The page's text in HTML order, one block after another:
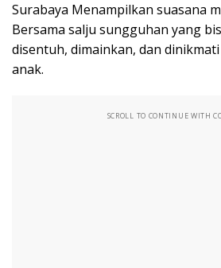
Surabaya Menampilkan suasana
Bersama salju sungguhan yang
disentuh, dimainkan, dan
anak.
SCROLL TO CONTINUE WITH